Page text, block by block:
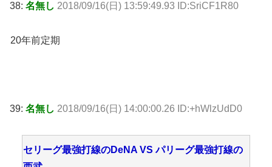
38: 名無し 2018/09/16(日) 13:59:49.93 ID:SriCF1R80
20年前定期
39: 名無し 2018/09/16(日) 14:00:00.26 ID:+hWlzUdD0
セリーグ最強打線のDeNA VS パリーグ最強打線の